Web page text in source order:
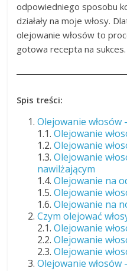
odpowiedniego sposobu
działały na moje włosy.
olejowanie włosów to
gotowa recepta na sukces.
Spis treści:
Olejowanie włosów
1.1.Olejowanie
1.2.Olejowanie
1.3.Olejowanie
nawilżającym
1.4.Olejowanie na
1.5.Olejowanie
1.6.Olejowanie na
Czym olejować
2.1.Olejowanie
2.2.Olejowanie
2.3.Olejowanie
Olejowanie włosów